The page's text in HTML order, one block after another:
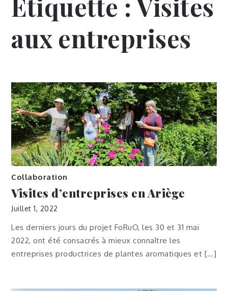
aux entreprises
Collaboration
Visites d’entreprises en Ariège
Juillet 1, 2022
Les derniers jours du projet FoRuO, les 30 et 31 mai
2022, ont été consacrés à mieux connaître les
entreprises productrices de plantes aromatiques et […]